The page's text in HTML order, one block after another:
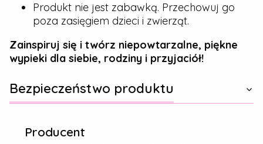
Produkt nie jest zabawką. Przechowuj go
poza zasięgiem dzieci i zwierząt.
Zainspiruj się i twórz niepowtarzalne, piękne
wypieki dla siebie, rodziny i przyjaciół!
Bezpieczeństwo produktu
Producent